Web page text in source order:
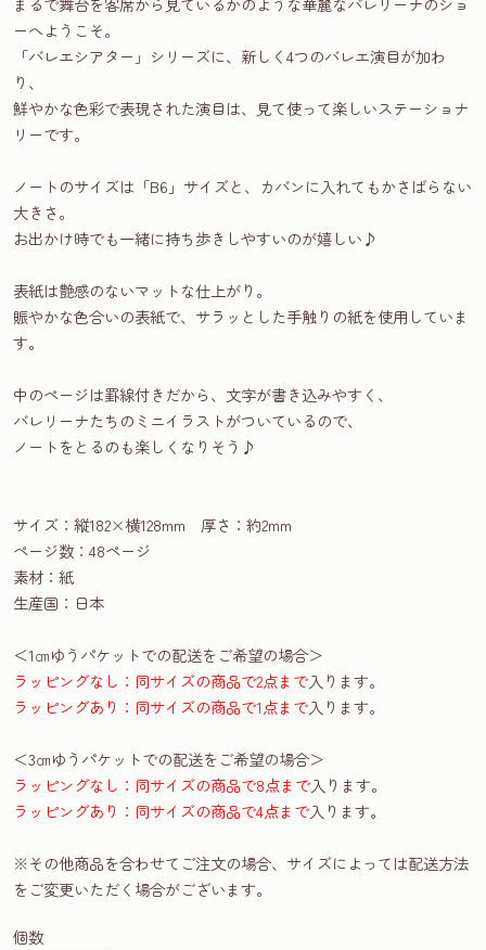
ーへようこそ。
「バレエシアター」シリーズに、新しく4つのバレエ演目が加わ
り、
鮮やかな色彩で表現された演目は、見て使って楽しいステーショナ
リーです。
ノートのサイズは「B6」サイズと、カバンに入れてもかさばらない
大きさ。
お出かけ時でも一緒に持ち歩きしやすいのが嬉しい♪
表紙は艶感のないマットな仕上がり。
賑やかな色合いの表紙で、サラッとした手触りの紙を使用していま
す。
中のページは罫線付きだから、文字が書き込みやすく、
バレリーナたちのミニイラストがついているので、
ノートをとるのも楽しくなりそう♪
サイズ：縦182×横128mm 厚さ：約2mm
ページ数：48ページ
素材：紙
生産国：日本
＜1㎝ゆうパケットでの配送をご希望の場合＞
ラッピングなし：同サイズの商品で2点まで入ります。
ラッピングあり：同サイズの商品で1点まで入ります。
＜3㎝ゆうパケットでの配送をご希望の場合＞
ラッピングなし：同サイズの商品で8点まで入ります。
ラッピングあり：同サイズの商品で4点まで入ります。
※その他商品を合わせてご注文の場合、サイズによっては配送方法
をご変更いただく場合がございます。
個数